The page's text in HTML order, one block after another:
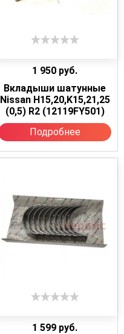
1 950 руб.
Вкладыши шатунные
Nissan H15,20,K15,21,25
(0,5) R2 (12119FY501)
Подробнее
1 599 руб.